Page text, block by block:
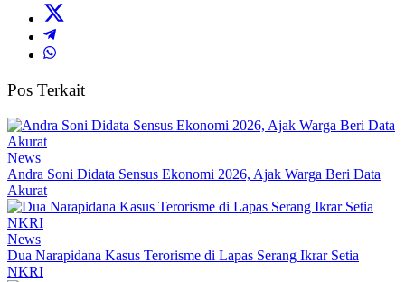
Pos Terkait
News
Andra Soni Didata Sensus Ekonomi 2026, Ajak Warga Beri Data
Akurat
News
Dua Narapidana Kasus Terorisme di Lapas Serang Ikrar Setia
NKRI